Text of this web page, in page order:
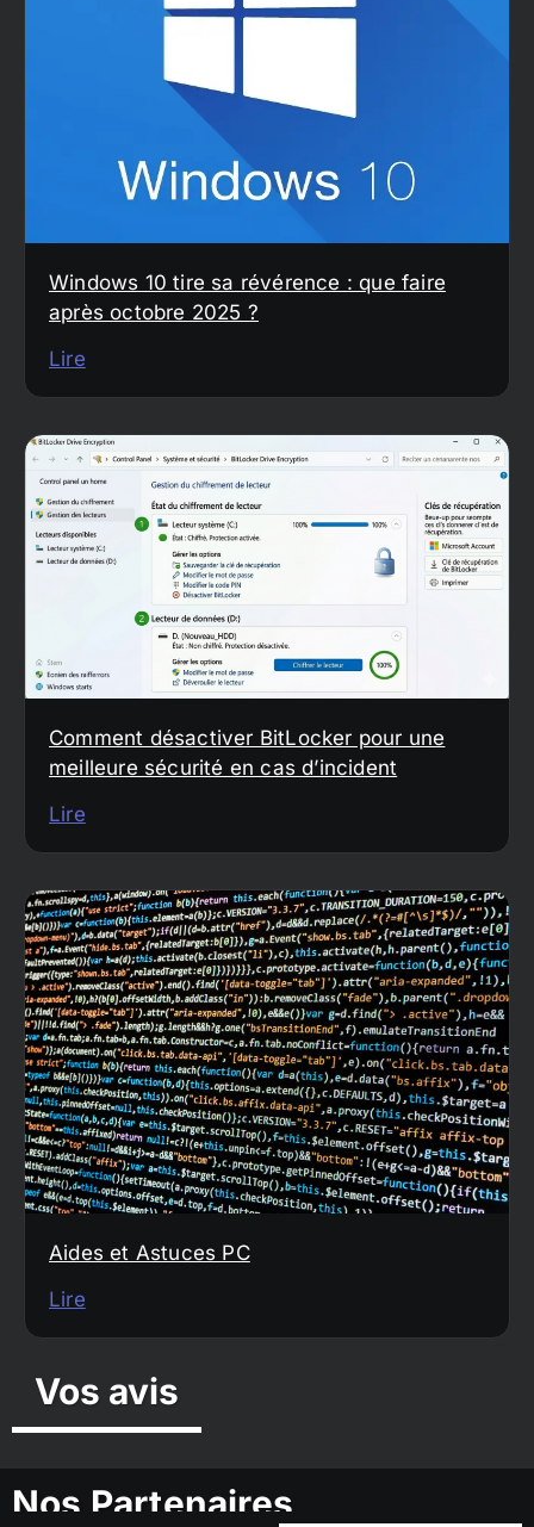
Windows 10 tire sa révérence : que faire
après octobre 2025 ?
Lire
Comment désactiver BitLocker pour une
meilleure sécurité en cas d’incident
Lire
Aides et Astuces PC
Lire
Vos avis
Nos Partenaires